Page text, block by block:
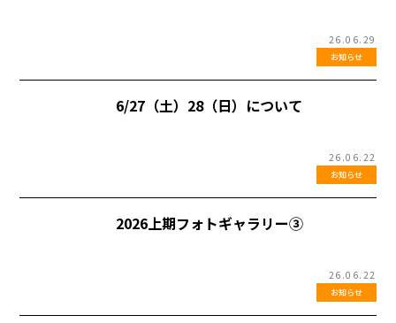
お知らせ
26.06.29
お知らせ
26.06.22
6/27（土）28（日）について
お知らせ
26.06.22
2026上期フォトギャラリー③